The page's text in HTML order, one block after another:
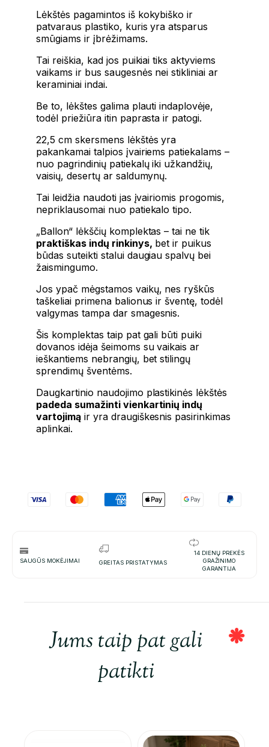
Lėkštės pagamintos iš kokybiško ir
patvaraus plastiko, kuris yra atsparus
smūgiams ir įbrėžimams.
Tai reiškia, kad jos puikiai tiks aktyviems
vaikams ir bus saugesnės nei stikliniai ar
keraminiai indai.
Be to, lėkštes galima plauti indaplovėje,
todėl priežiūra itin paprasta ir patogi.
22,5 cm skersmens lėkštės yra
pakankamai talpios įvairiems patiekalams –
nuo pagrindinių patiekalų iki užkandžių,
vaisių, desertų ar saldumynų.
Tai leidžia naudoti jas įvairiomis progomis,
nepriklausomai nuo patiekalo tipo.
„Ballon“ lėkščių komplektas – tai ne tik
praktiškas indų rinkinys, bet ir puikus
būdas suteikti stalui daugiau spalvų bei
žaismingumo.
Jos ypač mėgstamos vaikų, nes ryškūs
taškeliai primena balionus ir šventę, todėl
valgymas tampa dar smagesnis.
Šis komplektas taip pat gali būti puiki
dovanos idėja šeimoms su vaikais ar
ieškantiems nebrangių, bet stilingų
sprendimų šventėms.
Daugkartinio naudojimo plastikinės lėkštės
padeda sumažinti vienkartinių indų
vartojimąir yra draugiškesnis pasirinkimas
aplinkai.
SAUGŪS MOKĖJIMAI GREITAS PRISTATYMAS
14 DIENŲ PREKĖS
GRAŽINIMO
GARANTIJA
Jums taip pat gali
patikti